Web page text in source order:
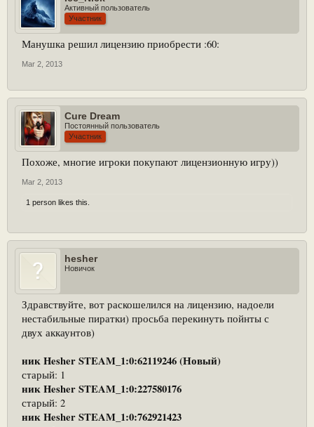
Активный пользователь
Участник
Манушка решил лицензию приобрести :60:
Mar 2, 2013
Cure Dream
Постоянный пользователь
Участник
Похоже, многие игроки покупают лицензионную игру))
Mar 2, 2013
1 person likes this.
hesher
Новичок
Здравствуйте, вот раскошелился на лицензию, надоели
нестабильные пиратки) просьба перекинуть пойнты с
двух аккаунтов)
ник Hesher STEAM_1:0:62119246 (Новый)
старый: 1
ник HesherSTEAM_1:0:227580176
старый: 2
ник HesherSTEAM_1:0:762921423